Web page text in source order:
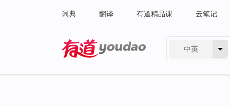
词典 翻译 有道精品课 云笔记
中英